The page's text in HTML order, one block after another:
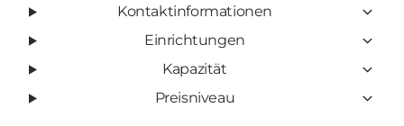
Kontaktinformationen
Einrichtungen
Kapazität
Preisniveau